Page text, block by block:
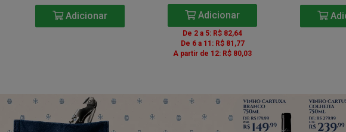
Adicionar Adicionar
De 2 a 5: R$ 82,64
De 6 a 11: R$ 81,77
A partir de 12: R$ 80,03